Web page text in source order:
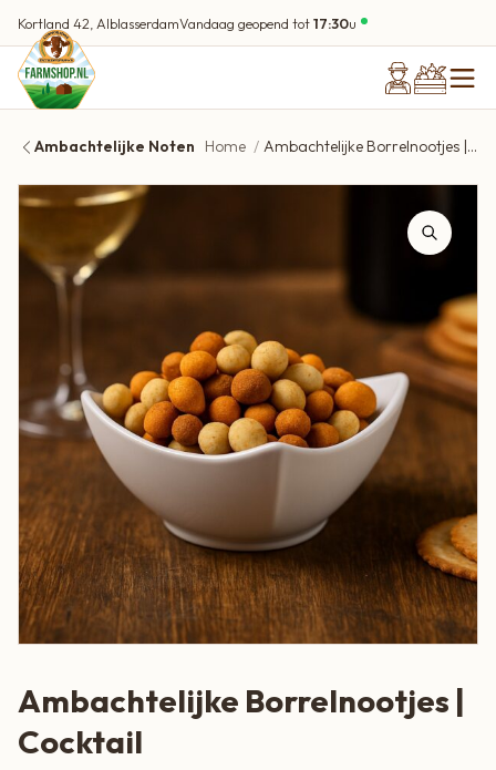
Kortland 42, AlblasserdamVandaag geopend tot17:30u
Ambachtelijke Noten Home Ambachtelijke Borrelnootjes | Cocktail
Ambachtelijke Borrelnootjes |
Cocktail